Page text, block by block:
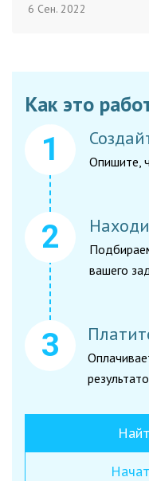
6 Сен. 2022
Как это
Опишите,
вашего